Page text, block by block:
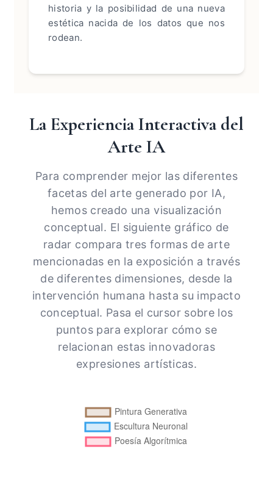
historia y la posibilidad de una nueva
estética nacida de los datos que nos
rodean.
La Experiencia Interactiva del
Arte IA
Para comprender mejor las diferentes
facetas del arte generado por IA,
hemos creado una visualización
conceptual. El siguiente gráfico de
radar compara tres formas de arte
mencionadas en la exposición a través
de diferentes dimensiones, desde la
intervención humana hasta su impacto
conceptual. Pasa el cursor sobre los
puntos para explorar cómo se
relacionan estas innovadoras
expresiones artísticas.